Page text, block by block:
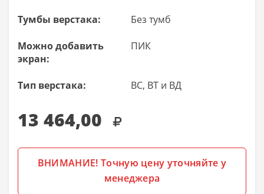
Тумбы верстака: Без тумб
Можно добавить
экран:
ПИК
Тип верстака: ВС, ВТ и ВД
13 464,00
ВНИМАНИЕ! Точную цену уточняйте у
менеджера